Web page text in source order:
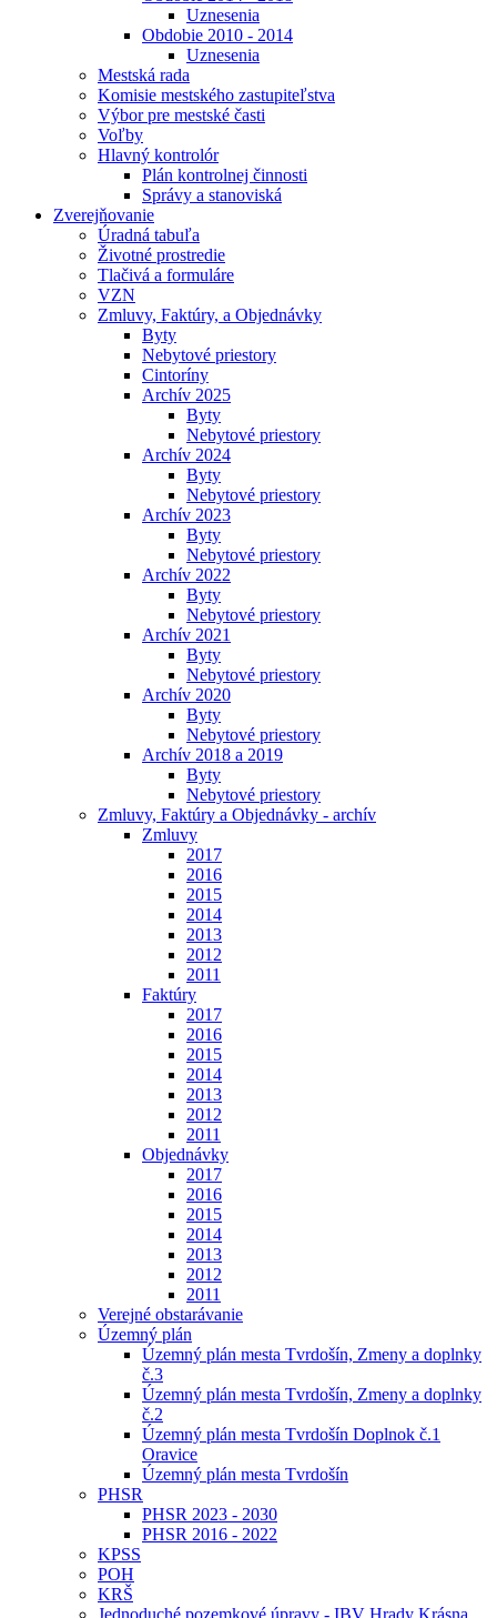
Uznesenia
Obdobie 2010 - 2014
Uznesenia
Mestská rada
Komisie mestského zastupiteľstva
Výbor pre mestské časti
Voľby
Hlavný kontrolór
Plán kontrolnej činnosti
Správy a stanoviská
Zverejňovanie
Úradná tabuľa
Životné prostredie
Tlačivá a formuláre
VZN
Zmluvy, Faktúry, a Objednávky
Byty
Nebytové priestory
Cintoríny
Archív 2025
Byty
Nebytové priestory
Archív 2024
Byty
Nebytové priestory
Archív 2023
Byty
Nebytové priestory
Archív 2022
Byty
Nebytové priestory
Archív 2021
Byty
Nebytové priestory
Archív 2020
Byty
Nebytové priestory
Archív 2018 a 2019
Byty
Nebytové priestory
Zmluvy, Faktúry a Objednávky - archív
Zmluvy
2017
2016
2015
2014
2013
2012
2011
Faktúry
2017
2016
2015
2014
2013
2012
2011
Objednávky
2017
2016
2015
2014
2013
2012
2011
Verejné obstarávanie
Územný plán
Územný plán mesta Tvrdošín, Zmeny a doplnky
č.3
Územný plán mesta Tvrdošín, Zmeny a doplnky
č.2
Územný plán mesta Tvrdošín Doplnok č.1
Oravice
Územný plán mesta Tvrdošín
PHSR
PHSR 2023 - 2030
PHSR 2016 - 2022
KPSS
POH
KRŠ
Jednoduché pozemkové úpravy - IBV Hrady Krásna